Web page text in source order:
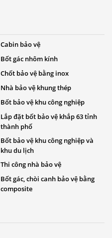
Cabin bảo vệ
Bốt gác nhôm kính
Chốt bảo vệ bằng inox
Nhà bảo vệ khung thép
Bốt bảo vệ khu công nghiệp
Lắp đặt bốt bảo vệ khắp 63 tỉnh
thành phố
Bốt bảo vệ khu công nghiệp và
khu du lịch
Thi công nhà bảo vệ
Bốt gác, chòi canh bảo vệ bằng
composite